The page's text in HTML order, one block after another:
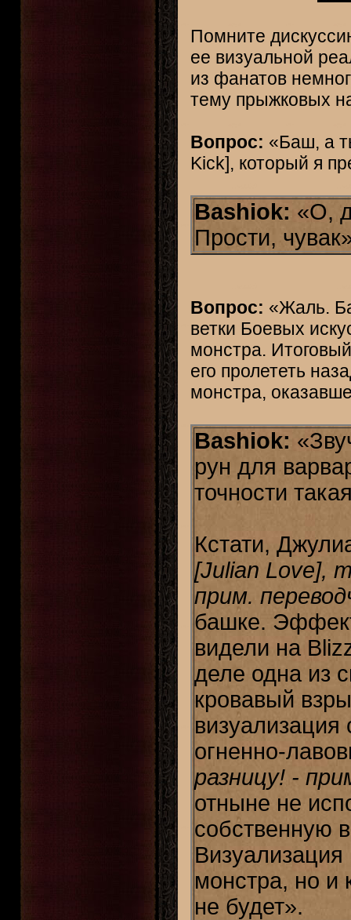
Помните
ее визуальной
из фанатов
тему прыжковых
Вопрос: «Баш, а
Kick], который я
Bashiok: «О,
Прости,
Вопрос: «Жаль.
ветки Боевых
монстра.
его пролететь
монстра,
Bashiok:
рун для
точности
Кстати,
[Julian Love],
прим.
башке.
видели на
деле одна из
кровавый
огненно-
разницу! -
отныне не
собственную
Визуализация
монстра, но и
не будет».